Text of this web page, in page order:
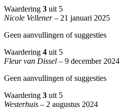
Waardering 3 uit 5
Nicole Vellener – 21 januari 2025
Geen aanvullingen of suggesties
Waardering 4 uit 5
Fleur van Dissel – 9 december 2024
Geen aanvullingen of suggesties
Waardering 3 uit 5
Westerhuis – 2 augustus 2024